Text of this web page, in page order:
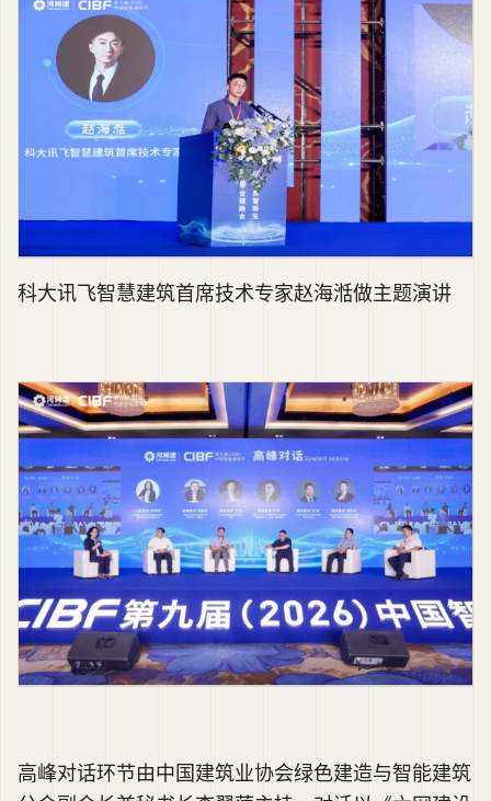
科大讯飞智慧建筑首席技术专家赵海湉做主题演讲
高峰对话环节由中国建筑业协会绿色建造与智能建筑